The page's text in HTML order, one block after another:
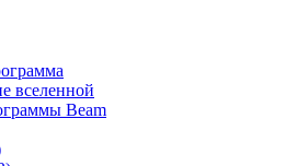
вселенной
Beam